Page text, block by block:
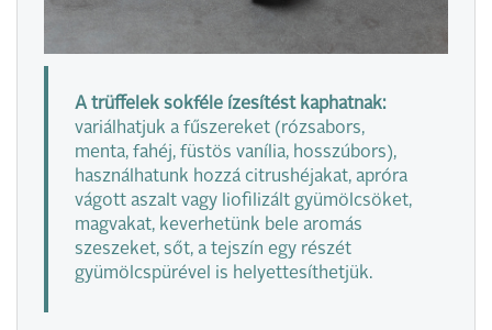
A trüffelek sokféle ízesítést kaphatnak:
variálhatjuk a fűszereket (rózsabors,
menta, fahéj, füstös vanília, hosszúbors),
használhatunk hozzá citrushéjakat, apróra
vágott aszalt vagy liofilizált gyümölcsöket,
magvakat, keverhetünk bele aromás
szeszeket, sőt, a tejszín egy részét
gyümölcspürével is helyettesíthetjük.